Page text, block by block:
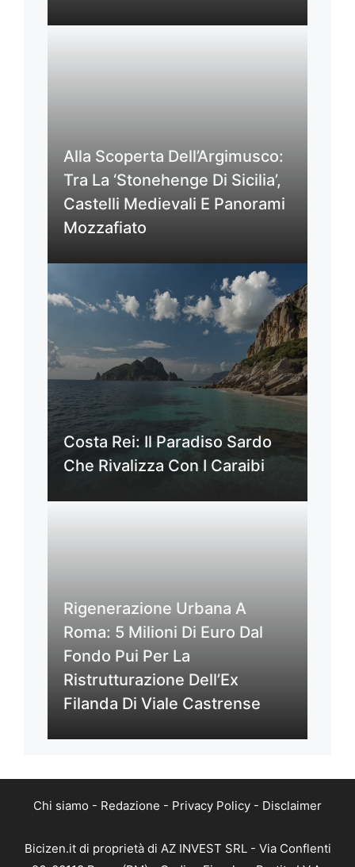
Alla Scoperta Dell’Argimusco:
Tra La ‘Stonehenge Di Sicilia’,
Castelli Medievali E Panorami
Mozzafiato
Costa Rei: Il Paradiso Sardo
Che Rivalizza Con I Caraibi
Rigenerazione Urbana A
Roma: 5 Milioni Di Euro Dal
Fondo Pui Per La
Ristrutturazione Dell’Ex
Filanda Di Viale Castrense
Chi siamo - Redazione - Privacy Policy - Disclaimer
Bicizen.it di proprietà di AZ INVEST SRL - Via Conflenti